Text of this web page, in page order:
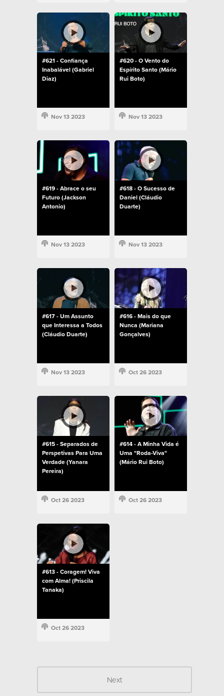
#621 - Confiança
Inabalável (Gabriel
Diaz)
Nov 13 2023
#620 - O Vento do
Espírito Santo (Mário
Rui Boto)
Nov 13 2023
#619 - Abrace o seu
Futuro (Jackson
Antonio)
Nov 13 2023
#618 - O Sucesso de
Daniel (Cláudio
Duarte)
Nov 13 2023
#617 - Um Assunto
que Interessa a Todos
(Cláudio Duarte)
Nov 13 2023
#616 - Mais do que
Nunca (Mariana
Gonçalves)
Oct 26 2023
#615 - Separados de
Perspetivas Para Uma
Verdade (Yanara
Pereira)
Oct 26 2023
#614 - A Minha Vida é
Uma "Roda-Viva"
(Mário Rui Boto)
Oct 26 2023
#613 - Coragem! Viva
com Alma! (Priscila
Tanaka)
Oct 26 2023
Next